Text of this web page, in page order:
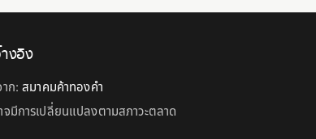
งอิง
าก:สมาคมค้าทองคำ
จมีการเปลี่ยนแปลงตามสภาวะตลาด